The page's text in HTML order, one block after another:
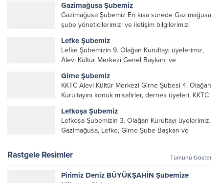
Gazimağusa Şubemiz
Gazimağusa Şubemiz En kısa sürede Gazimağusa
şube yöneticilerimizi ve iletişim bilgilerimizi
Lefke Şubemiz
Lefke Şubemizin 9. Olağan Kurultayı üyelerimiz,
Alevi Kültür Merkezi Genel Başkanı ve
katılımı ile gerçekleşti. Önceki dönemde görev
alarak emek veren, katkı koyan cümle canların...
Girne Şubemiz
KKTC Alevi Kültür Merkezi Girne Şubesi 4. Olağan
Kurultayını konuk misafirler, dernek üyeleri, KKTC
yönetim kurulu, şube başkanları ve yönetim
organlarının katılımıyla gerçekleşti....
Lefkoşa Şubemiz
Lefkoşa Şubemizin 3. Olağan Kurultayı üyelerimiz,
Gazimağusa, Lefke, Girne Şube Başkan ve
üyelerinin katılımı ile gerçekleşti. Önceki
dönemde görev alan, emek veren, katkı koyan...
Rastgele Resimler Tümünü Göster
Pirimiz Deniz BÜYÜKŞAHİN Şubemize